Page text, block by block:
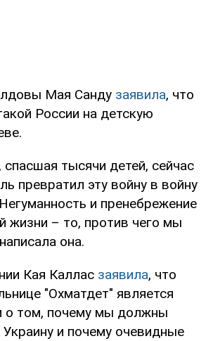
Мая Санду заявила, что
России на детскую
тысячи детей, сейчас
превратил эту войну в войну
и пренебрежение
жизни – то, против чего мы
она.
Кая Каллас заявила, что
"Охматдет" является
о том, почему мы должны
и почему очевидные